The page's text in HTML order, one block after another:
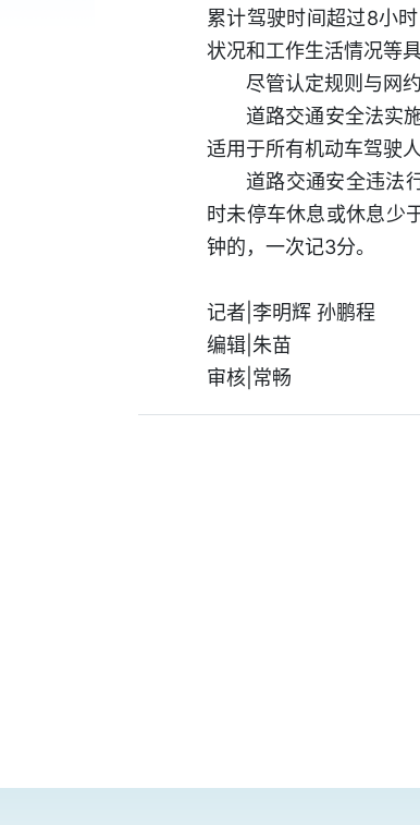
累计驾驶时间超过8小
状况和工作生活情况等
尽管认定规则与网
道路交通安全法实
适用于所有机动车驾驶人
道路交通安全违法
时未停车休息或休息少
钟的，一次记3分。
记者|李明辉 孙鹏程
编辑|朱苗
审核|常畅